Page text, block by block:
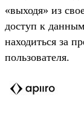
«выходя» из
доступ к
находиться за
пользователя.